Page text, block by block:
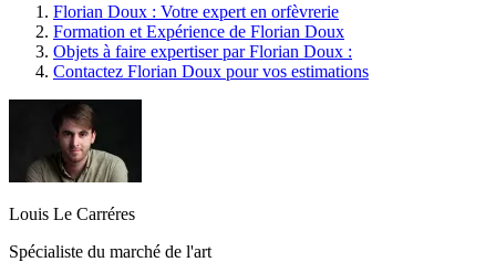
Florian Doux : Votre expert en orfèvrerie
Formation et Expérience de Florian Doux
Objets à faire expertiser par Florian Doux :
Contactez Florian Doux pour vos estimations
Louis Le Carréres
Spécialiste du marché de l'art